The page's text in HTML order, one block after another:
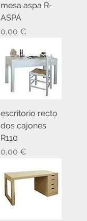
mesa aspa R-
ASPA
Precio
0,00 €
escritorio recto
dos cajones
R110
Precio
0,00 €